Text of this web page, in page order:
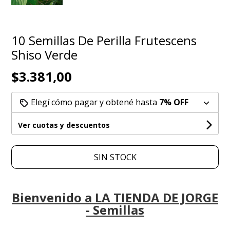
10 Semillas De Perilla Frutescens
Shiso Verde
$3.381,00
Elegí cómo pagar y obtené hasta 7% OFF
Ver cuotas y descuentos
SIN STOCK
Bienvenido a LA TIENDA DE JORGE
- Semillas